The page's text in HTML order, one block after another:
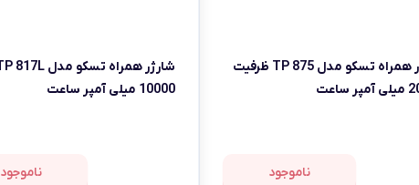
شارژر همراه تسکو مدل TP 875 ظرفیت
ناموجود
10000 میلی آمپر ساعت
ناموجود